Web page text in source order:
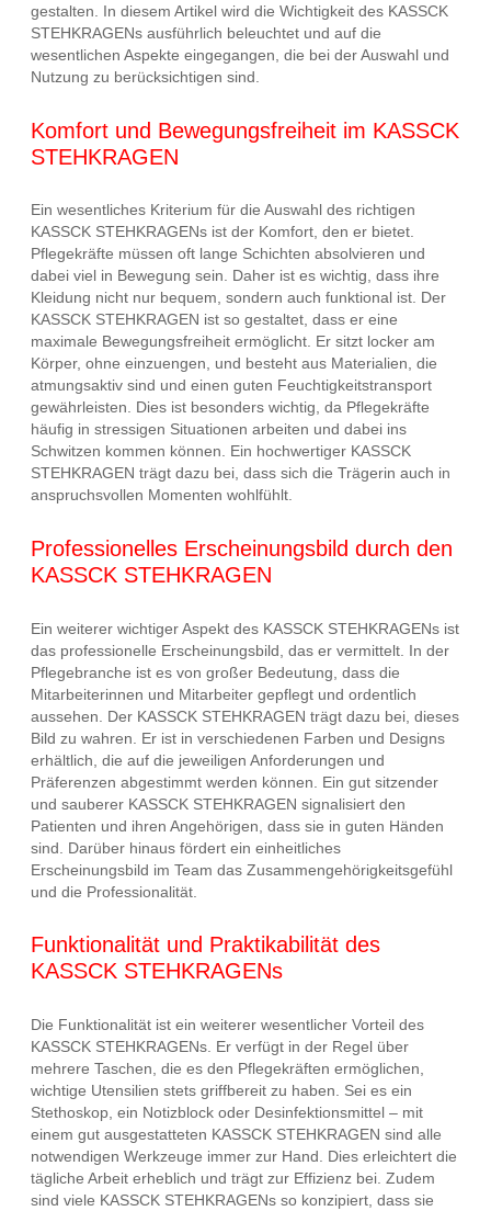
gestalten. In diesem Artikel wird die Wichtigkeit des KASSCK
STEHKRAGENs ausführlich beleuchtet und auf die
wesentlichen Aspekte eingegangen, die bei der Auswahl und
Nutzung zu berücksichtigen sind.
Komfort und Bewegungsfreiheit im KASSCK
STEHKRAGEN
Ein wesentliches Kriterium für die Auswahl des richtigen
KASSCK STEHKRAGENs ist der Komfort, den er bietet.
Pflegekräfte müssen oft lange Schichten absolvieren und
dabei viel in Bewegung sein. Daher ist es wichtig, dass ihre
Kleidung nicht nur bequem, sondern auch funktional ist. Der
KASSCK STEHKRAGEN ist so gestaltet, dass er eine
maximale Bewegungsfreiheit ermöglicht. Er sitzt locker am
Körper, ohne einzuengen, und besteht aus Materialien, die
atmungsaktiv sind und einen guten Feuchtigkeitstransport
gewährleisten. Dies ist besonders wichtig, da Pflegekräfte
häufig in stressigen Situationen arbeiten und dabei ins
Schwitzen kommen können. Ein hochwertiger KASSCK
STEHKRAGEN trägt dazu bei, dass sich die Trägerin auch in
anspruchsvollen Momenten wohlfühlt.
Professionelles Erscheinungsbild durch den
KASSCK STEHKRAGEN
Ein weiterer wichtiger Aspekt des KASSCK STEHKRAGENs ist
das professionelle Erscheinungsbild, das er vermittelt. In der
Pflegebranche ist es von großer Bedeutung, dass die
Mitarbeiterinnen und Mitarbeiter gepflegt und ordentlich
aussehen. Der KASSCK STEHKRAGEN trägt dazu bei, dieses
Bild zu wahren. Er ist in verschiedenen Farben und Designs
erhältlich, die auf die jeweiligen Anforderungen und
Präferenzen abgestimmt werden können. Ein gut sitzender
und sauberer KASSCK STEHKRAGEN signalisiert den
Patienten und ihren Angehörigen, dass sie in guten Händen
sind. Darüber hinaus fördert ein einheitliches
Erscheinungsbild im Team das Zusammengehörigkeitsgefühl
und die Professionalität.
Funktionalität und Praktikabilität des
KASSCK STEHKRAGENs
Die Funktionalität ist ein weiterer wesentlicher Vorteil des
KASSCK STEHKRAGENs. Er verfügt in der Regel über
mehrere Taschen, die es den Pflegekräften ermöglichen,
wichtige Utensilien stets griffbereit zu haben. Sei es ein
Stethoskop, ein Notizblock oder Desinfektionsmittel – mit
einem gut ausgestatteten KASSCK STEHKRAGEN sind alle
notwendigen Werkzeuge immer zur Hand. Dies erleichtert die
tägliche Arbeit erheblich und trägt zur Effizienz bei. Zudem
sind viele KASSCK STEHKRAGENs so konzipiert, dass sie